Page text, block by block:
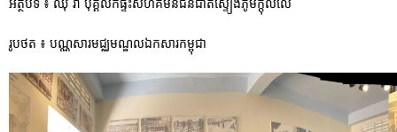
អត្ថបទ ៖ ឈុំ រ៉ា បុគ្គលិកផ្ទះសហគមន៍ជនជាតិស្ទៀងភូមិក្តុលលើ
រូបថត ៖ បណ្ណសារមជ្ឈមណ្ឌលឯកសារកម្ពុជា